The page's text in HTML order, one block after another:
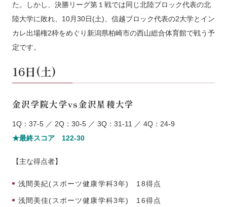
た。しかし、決勝リーグ第１戦では同じ北陸ブロック代表の北
陸大学に敗れ、10月30日(土)、信越ブロック代表の2大学とイン
カレ出場権2枠をめぐり新潟県柏崎市の西山総合体育館で戦う予
定です。
16日(土)
金沢学院大学vs金沢星稜大学
1Q：37-5 ／ 2Q：30-5 ／ 3Q：31-11 ／ 4Q：24-9
★最終スコア 122-30
【主な得点者】
浅間美紀(スポーツ健康学科3年) 18得点
浅間美佳(スポーツ健康学科3年) 16得点